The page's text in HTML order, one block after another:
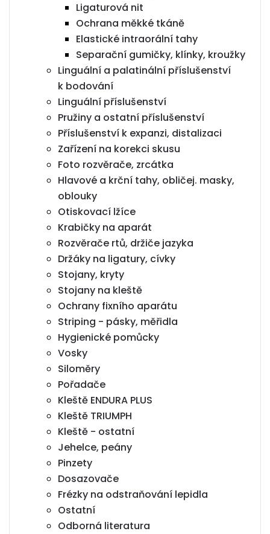
Ligaturová nit
Ochrana měkké tkáně
Elastické intraorální tahy
Separační gumičky, klínky, kroužky
Linguální a palatinální příslušenství
k bodování
Linguální příslušenství
Pružiny a ostatní příslušenství
Příslušenství k expanzi, distalizaci
Zařízení na korekci skusu
Foto rozvěrače, zrcátka
Hlavové a krční tahy, obličej. masky,
oblouky
Otiskovací lžíce
Krabičky na aparát
Rozvěrače rtů, držiče jazyka
Držáky na ligatury, cívky
Stojany, kryty
Stojany na kleště
Ochrany fixního aparátu
Striping - pásky, měřidla
Hygienické pomůcky
Vosky
Siloměry
Pořadače
Kleště ENDURA PLUS
Kleště TRIUMPH
Kleště - ostatní
Jehelce, peány
Pinzety
Dosazovače
Frézky na odstraňování lepidla
Ostatní
Odborná literatura